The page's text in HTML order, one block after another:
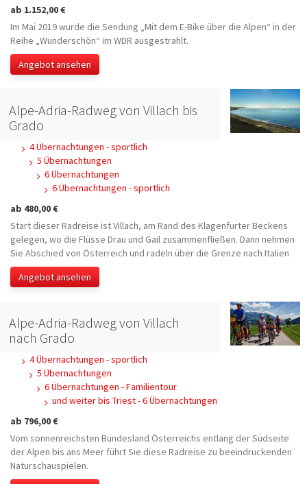
ab 1.152,00 €
Im Mai 2019 wurde die Sendung „Mit dem E-Bike über die Alpen“ in der
Reihe „Wunderschön“ im WDR ausgestrahlt.
Angebot ansehen
Alpe-Adria-Radweg von Villach bis
Grado
4 Übernachtungen - sportlich
5 Übernachtungen
6 Übernachtungen
6 Übernachtungen - sportlich
ab 480,00 €
Start dieser Radreise ist Villach, am Rand des Klagenfurter Beckens
gelegen, wo die Flüsse Drau und Gail zusammenfließen. Dann nehmen
Sie Abschied von Österreich und radeln über die Grenze nach Italien
Angebot ansehen
Alpe-Adria-Radweg von Villach
nach Grado
4 Übernachtungen - sportlich
5 Übernachtungen
6 Übernachtungen - Familientour
und weiter bis Triest - 6 Übernachtungen
ab 796,00 €
Vom sonnenreichsten Bundesland Österreichs entlang der Südseite
der Alpen bis ans Meer führt Sie diese Radreise zu beeindruckenden
Naturschauspielen.